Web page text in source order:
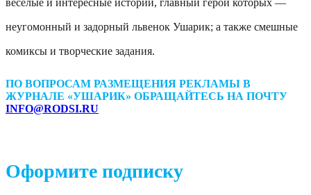
неугомонный и задорный львенок Ушарик; а также смешные
комиксы и творческие задания.
ПО ВОПРОСАМ РАЗМЕЩЕНИЯ РЕКЛАМЫ В
ЖУРНАЛЕ «УШАРИК» ОБРАЩАЙТЕСЬ НА ПОЧТУ
INFO@RODSI.RU
Оформите подписку